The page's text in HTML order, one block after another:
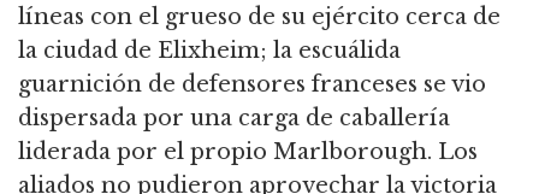
líneas con el grueso de su ejército cerca de
la ciudad de Elixheim; la escuálida
guarnición de defensores franceses se vio
dispersada por una carga de caballería
liderada por el propio Marlborough. Los
aliados no pudieron aprovechar la victoria